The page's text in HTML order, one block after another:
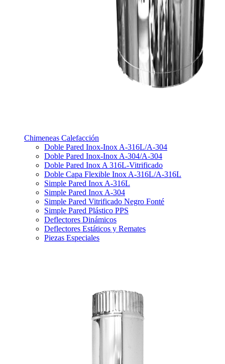
Chimeneas Calefacción
Doble Pared Inox-Inox A-316L/A-304
Doble Pared Inox-Inox A-304/A-304
Doble Pared Inox A 316L-Vitrificado
Doble Capa Flexible Inox A-316L/A-316L
Simple Pared Inox A-316L
Simple Pared Inox A-304
Simple Pared Vitrificado Negro Fonté
Simple Pared Plástico PPS
Deflectores Dinámicos
Deflectores Estáticos y Remates
Piezas Especiales